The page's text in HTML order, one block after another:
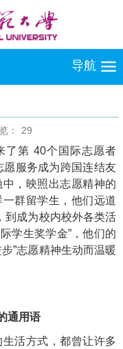
导航
： 29
了第 40个国际志愿者
愿服务成为跨国连结友
，映照出志愿精神的
群留学生，他们远道
到成为校内校外各类活
学生奖学金”，他们的
”志愿精神生动而温暖
通用语
活方式，都曾让许多